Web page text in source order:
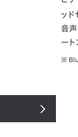
ッ
音
ート
※